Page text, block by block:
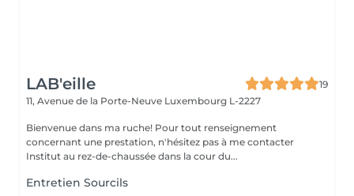
LAB'eille
19
11, Avenue de la Porte-Neuve Luxembourg L-2227
Bienvenue dans ma ruche! Pour tout renseignement
concernant une prestation, n'hésitez pas à me contacter
Institut au rez-de-chaussée dans la cour du...
Entretien Sourcils